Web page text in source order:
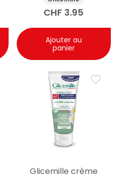
camomille 100ml
CHF 3.95
Ajouter au
panier
Glicemille crème